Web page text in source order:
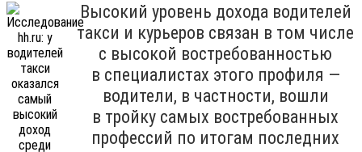
Высокий уровень дохода водителей
такси и курьеров связан в том числе
с высокой востребованностью
в специалистах этого профиля —
водители, в частности, вошли
в тройку самых востребованных
профессий по итогам последних